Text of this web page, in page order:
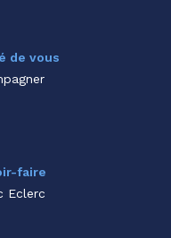
de vous
faire
Eclerc